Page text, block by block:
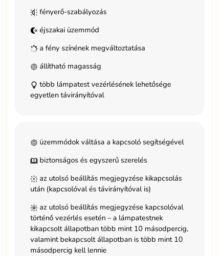
fényerő-szabályozás
éjszakai üzemmód
a fény színének megváltoztatása
állítható magasság
több lámpatest vezérlésének lehetősége
egyetlen távirányítóval
üzemmódok váltása a kapcsoló segítségével
biztonságos és egyszerű szerelés
az utolsó beállítás megjegyzése kikapcsolás
után (kapcsolóval és távirányítóval is)
az utolsó beállítás megjegyzése kapcsolóval
történő vezérlés esetén – a lámpatestnek
kikapcsolt állapotban több mint 10 másodpercig,
valamint bekapcsolt állapotban is több mint 10
másodpercig kell lennie